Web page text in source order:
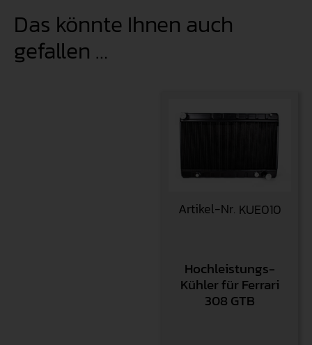
Das könnte Ihnen auch
gefallen …
Artikel-Nr. KUE010
Hochleistungs-
Kühler für Ferrari
308 GTB